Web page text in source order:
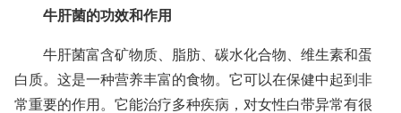
牛肝菌的功效和作用
牛肝菌富含矿物质、脂肪、碳水化合物、维生素和蛋
白质。这是一种营养丰富的食物。它可以在保健中起到非
常重要的作用。它能治疗多种疾病，对女性白带异常有很